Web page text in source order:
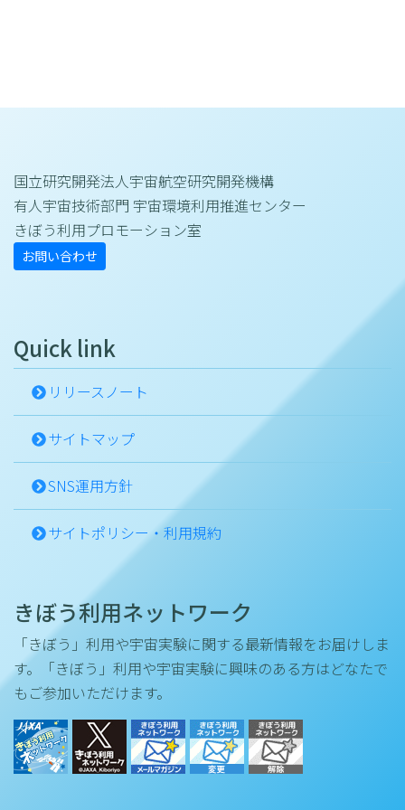
国立研究開発法人宇宙航空研究開発機構
有人宇宙技術部門 宇宙環境利用推進センター
きぼう利用プロモーション室
お問い合わせ
Quick link
リリースノート
サイトマップ
SNS運用方針
サイトポリシー・利用規約
きぼう利用ネットワーク
「きぼう」利用や宇宙実験に関する最新情報をお届けしま
す。「きぼう」利用や宇宙実験に興味のある方はどなたで
もご参加いただけます。